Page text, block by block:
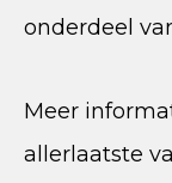
onderdeel
Meer
allerlaatste